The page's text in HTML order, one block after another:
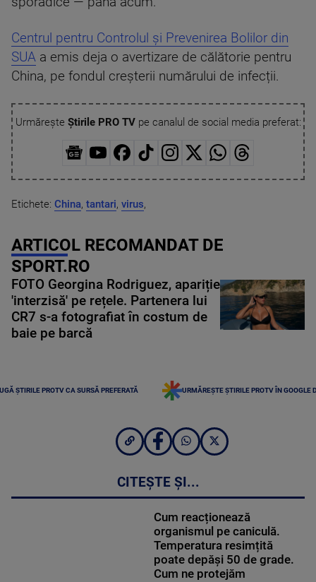
Centrul pentru Controlul și Prevenirea Bolilor din
SUA a emis deja o avertizare de călătorie pentru
China, pe fondul creșterii numărului de infecții.
Urmărește Știrile PRO TVpe canalul de social media preferat:
Etichete: China, tantari, virus,
ARTICOL RECOMANDAT DE
SPORT.RO
FOTO Georgina Rodriguez, apariție
'interzisă' pe rețele. Partenera lui
CR7 s-a fotografiat în costum de
baie pe barcă
ȘTIRILE PROTV CA SURSĂ PREFERATĂ URMĂREȘTE ȘTIRILE PROTV ÎN GOOGLE
CITEȘTE ȘI...
Cum reacționează
organismul pe caniculă.
Temperatura resimțită
poate depăși 50 de grade.
Cum ne protejăm